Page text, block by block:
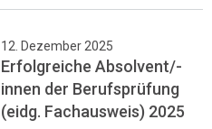
12. Dezember 2025
Erfolgreiche Absolvent/-
innen der Berufsprüfung
(eidg. Fachausweis) 2025